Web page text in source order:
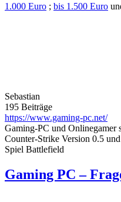
1.000 Euro ; bis 1.500 Euro
Sebastian
195 Beiträge
https://www.gaming-pc.net/
Gaming-PC und Onlinegamer
Counter-Strike Version 0.5
Spiel Battlefield
Gaming PC –